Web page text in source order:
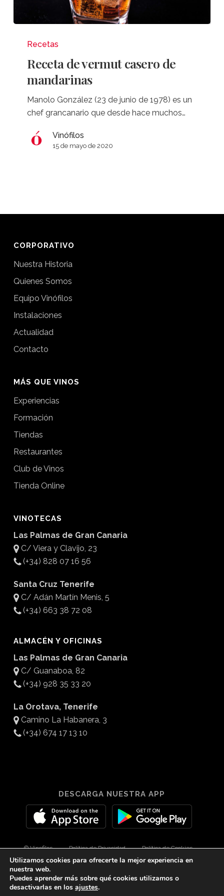
casero
mandarinas
Recetas
Receta de vermut casero de
mandarinas
Manolo González (23 de junio de 1978) es un
chef grancanario que desde hace muchos…
Vinófilos
15 de mayo de 2020
CORPORATIVO
Nuestra Historia
Quienes Somos
Equipo Vinófilos
Instalaciones
Actualidad
Contacto
MÁS QUE VINOS
Experiencias
Formación
Tiendas
Restaurantes
Club de Vinos
Tienda Online
VINOTECAS
Las Palmas de Gran Canaria
C/ Viera y Clavijo, 23
(+34) 828 07 16 56
Santa Cruz Tenerife
C/ Adán Martín Menis, 5
(+34) 663 38 72 08
ALMACÉN Y OFICINAS
Las Palmas de Gran Canaria
C/ Guanaboa, 82
(+34) 928 35 33 20
La Orotava, Tenerife
Camino La Habanera, 3
(+34) 674 17 13 10
DESCARGA NUESTRA APP
© Vinofilos Política de Privacidad Política de Cookies
Aviso Legal Diseño por 3Com Maketing
facebookyoutube
Utilizamos cookies para ofrecerte la mejor experiencia en
nuestra web.
Puedes aprender más sobre qué cookies utilizamos o
desactivarlas en los ajustes.